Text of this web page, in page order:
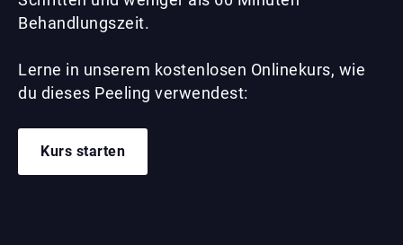
Behandlungszeit.
Lerne in unserem kostenlosen Onlinekurs, wie
du dieses Peeling verwendest:
Kurs starten